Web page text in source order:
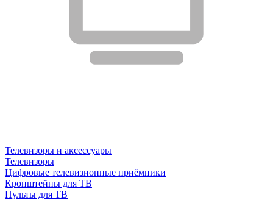
Телевизоры и аксессуары
Телевизоры
Цифровые телевизионные приёмники
Кронштейны для ТВ
Пульты для ТВ